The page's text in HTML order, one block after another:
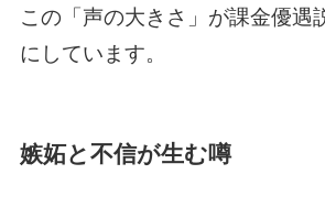
この「声の大きさ」が課金優遇
にしています。
嫉妬と不信が生む噂